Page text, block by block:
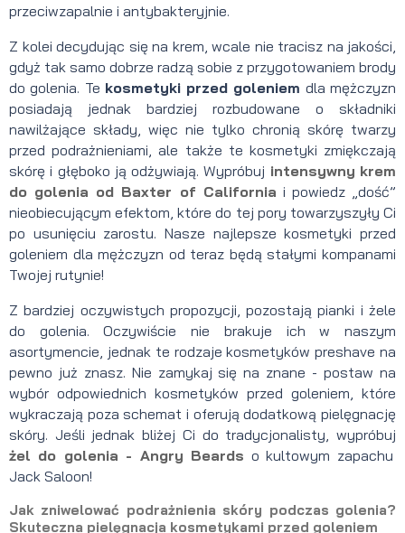
przeciwzapalnie i antybakteryjnie.
Z kolei decydując się na krem, wcale nie tracisz na jakości,
gdyż tak samo dobrze radzą sobie z przygotowaniem brody
do golenia. Te kosmetyki przed goleniem dla mężczyzn
posiadają jednak bardziej rozbudowane o składniki
nawilżające składy, więc nie tylko chronią skórę twarzy
przed podrażnieniami, ale także te kosmetyki zmiękczają
skórę i głęboko ją odżywiają. Wypróbuj intensywny krem
do golenia od Baxter of California i powiedz „dość”
nieobiecującym efektom, które do tej pory towarzyszyły Ci
po usunięciu zarostu. Nasze najlepsze kosmetyki przed
goleniem dla mężczyzn od teraz będą stałymi kompanami
Twojej rutynie!
Z bardziej oczywistych propozycji, pozostają pianki i żele
do golenia. Oczywiście nie brakuje ich w naszym
asortymencie, jednak te rodzaje kosmetyków preshave na
pewno już znasz. Nie zamykaj się na znane - postaw na
wybór odpowiednich kosmetyków przed goleniem, które
wykraczają poza schemat i oferują dodatkową pielęgnację
skóry. Jeśli jednak bliżej Ci do tradycjonalisty, wypróbuj
żel do golenia - Angry Beards o kultowym zapachu
Jack Saloon!
Jak zniwelować podrażnienia skóry podczas golenia?
Skuteczna pielęgnacja kosmetykami przed goleniem